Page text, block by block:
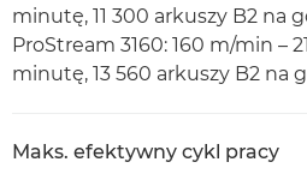
minutę, 11 300 arkuszy B2 na
ProStream 3160: 160 m/min –
minutę, 13 560 arkuszy B2 na
Maks. efektywny cykl pracy